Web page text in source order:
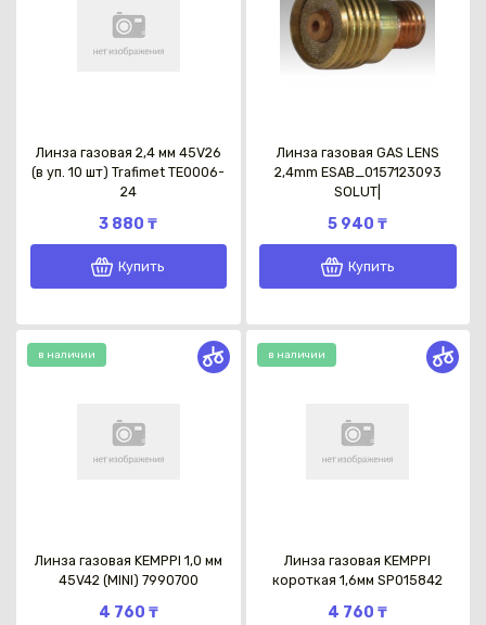
Линза газовая 2,4 мм 45V26
(в уп. 10 шт) Trafimet TE0006-
24
3 880 ₸
Купить
Линза газовая GAS LENS
2,4mm ESAB_0157123093
SOLUT|
5 940 ₸
Купить
в наличии
Линза газовая KEMPPI 1,0 мм
45V42 (MINI) 7990700
4 760 ₸
в наличии
Линза газовая KEMPPI
короткая 1,6мм SP015842
4 760 ₸